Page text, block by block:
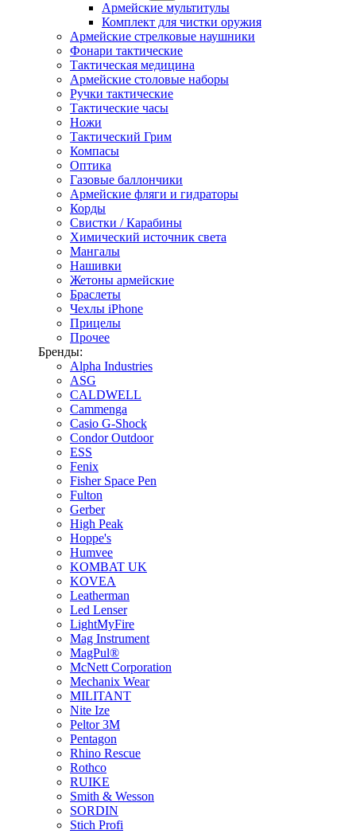
Армейские мультитулы
Комплект для чистки оружия
Армейские стрелковые наушники
Фонари тактические
Тактическая медицина
Армейские столовые наборы
Ручки тактические
Тактические часы
Ножи
Тактический Грим
Компасы
Оптика
Газовые баллончики
Армейские фляги и гидраторы
Корды
Свистки / Карабины
Химический источник света
Мангалы
Нашивки
Жетоны армейские
Браслеты
Чехлы iPhone
Прицелы
Прочее
Бренды:
Alpha Industries
ASG
CALDWELL
Cammenga
Casio G-Shock
Condor Outdoor
ESS
Fenix
Fisher Space Pen
Fulton
Gerber
High Peak
Hoppe's
Humvee
KOMBAT UK
KOVEA
Leatherman
Led Lenser
LightMyFire
Mag Instrument
MagPul®
McNett Corporation
Mechanix Wear
MILITANT
Nite Ize
Peltor 3M
Pentagon
Rhino Rescue
Rothco
RUIKE
Smith & Wesson
SORDIN
Stich Profi